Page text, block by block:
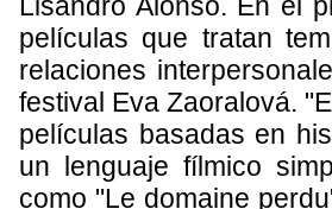
películas que tratan
relaciones
festival Eva Zaoralová.
películas basadas en
un lenguaje fílmico
como "Le domaine